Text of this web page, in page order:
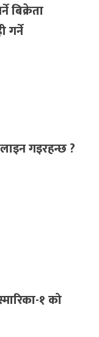
बिक्रेता
गर्ने
गइरहन्छ ?
१ को